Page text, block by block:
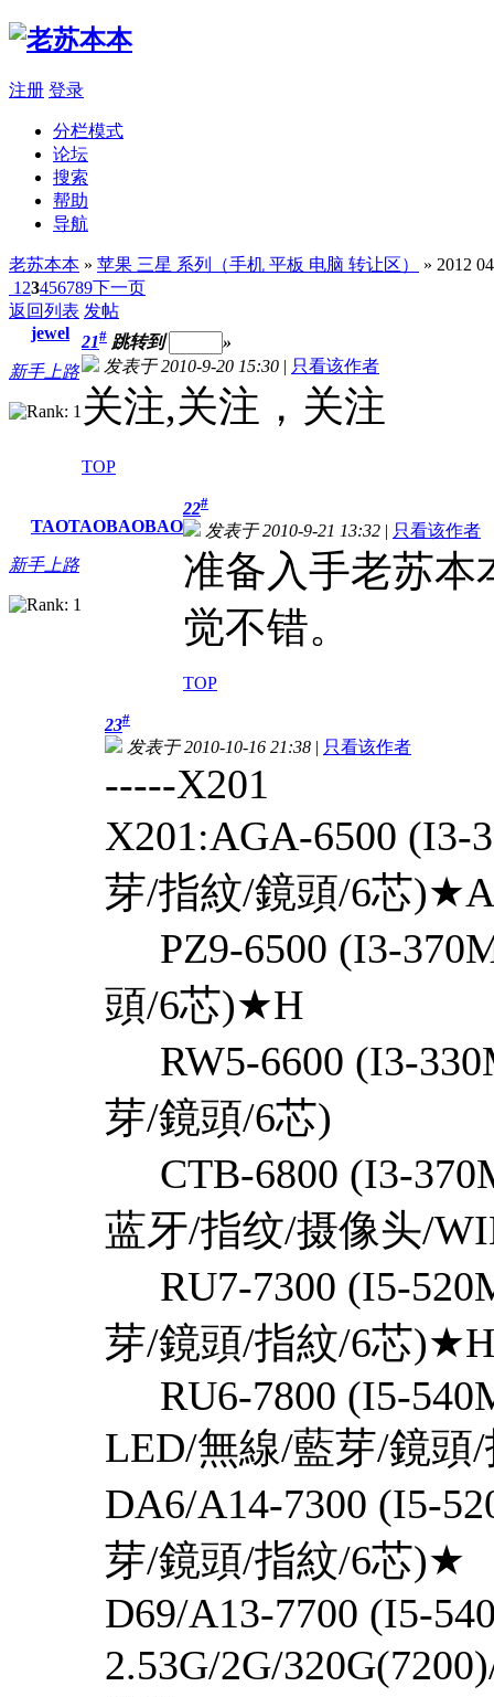
注册 登录
分栏模式
论坛
搜索
帮助
导航
老苏本本 » 苹果 三星 系列（手机 平板 电脑 转让区）
» 2012
1 23456789下一页
返回列表 发帖
jewel
新手上路
21# 跳转到
»
发表于 2010-9-20 15:30 | 只看该作者
关注,关注，关注
TOP
TAOTAOBAOBAO
新手上路
22#
发表于 2010-9-21 13:32 | 只看该作者
准备入手老苏本
觉不错。
TOP
23#
发表于 2010-10-16 21:38 | 只看该作者
-----X201
X201:AGA-6500 (I3-
芽/指紋/鏡頭/6芯)★A
PZ9-6500 (I3-
頭/6芯)★H
RW5-6600 (I3-
芽/鏡頭/6芯)
CTB-6800 (I3-
蓝牙/指纹/摄像
RU7-7300 (I5-
芽/鏡頭/指紋/6芯)★H
RU6-7800 (I5-
LED/無線/藍芽/鏡
DA6/A14-7300 (I5-
芽/鏡頭/指紋/6芯
D69/A13-7700 (I5-
2.53G/2G/